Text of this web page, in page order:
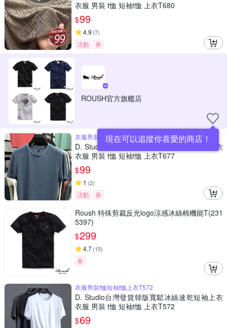
衣服 男裝 t恤 短袖t恤 上衣T680
$99
4.9 (7)
活動 券
ROUSH官方旗艦店
現在可以追蹤你喜愛的商店！
衣服男裝t恤短袖t恤上衣T677
D. Studio台灣發貨韓版寬鬆舒適紋路短袖上衣
衣服 男裝 t恤 短袖t恤 上衣T677
$99
1 (2)
活動 券
Roush 特殊剪裁反光logo涼感冰絲棉機能T(231
5397)
$299
4.7(15)
券
衣服男裝t恤短袖t恤上衣T572
D. Studio台灣發貨韓版寬鬆冰絲速乾短袖上衣
衣服 男裝 t恤 短袖t恤 上衣T572
$69